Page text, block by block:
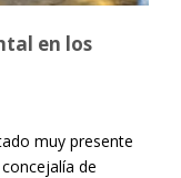
en los
muy presente
de